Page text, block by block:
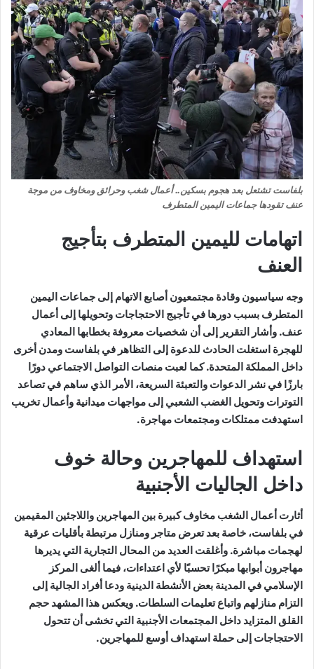
بلفاست تشتعل بعد هجوم بسكين.. أعمال شغب وحرائق ومخاوف من موجة
عنف تقودها جماعات اليمين المتطرف
اتهامات لليمين المتطرف بتأجيج
العنف
وجه سياسيون وقادة مجتمعيون أصابع الاتهام إلى جماعات اليمين
المتطرف بسبب دورها في تأجيج الاحتجاجات وتحويلها إلى أعمال
عنف. وأشار التقرير إلى أن شخصيات معروفة بخطابها المعادي
للهجرة استغلت الحادث للدعوة إلى التظاهر في بلفاست ومدن أخرى
داخل المملكة المتحدة. كما لعبت منصات التواصل الاجتماعي دورًا
بارزًا في نشر الدعوات والتعبئة السريعة، الأمر الذي ساهم في تصاعد
التوترات وتحويل الغضب الشعبي إلى مواجهات ميدانية وأعمال تخريب
استهدفت ممتلكات ومجتمعات مهاجرة.
استهداف للمهاجرين وحالة خوف
داخل الجاليات الأجنبية
أثارت أعمال الشغب مخاوف كبيرة بين المهاجرين واللاجئين المقيمين
في بلفاست، خاصة بعد تعرض متاجر ومنازل مرتبطة بأقليات عرقية
لهجمات مباشرة. وأغلقت العديد من المحال التجارية التي يديرها
مهاجرون أبوابها مبكرًا تحسبًا لأي اعتداءات، فيما ألغى المركز
الإسلامي في المدينة بعض الأنشطة الدينية ودعا أفراد الجالية إلى
التزام منازلهم واتباع تعليمات السلطات. ويعكس هذا المشهد حجم
القلق المتزايد داخل المجتمعات الأجنبية التي تخشى أن تتحول
الاحتجاجات إلى حملة استهداف أوسع للمهاجرين.